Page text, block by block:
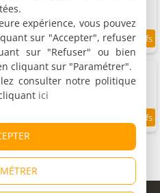
de bains
7.5
2 salles de bains
expérience, vous pouvez
sur "Accepter", refuser
sur "Refuser" ou bien
cliquant sur "Paramétrer".
consulter notre politique
ici